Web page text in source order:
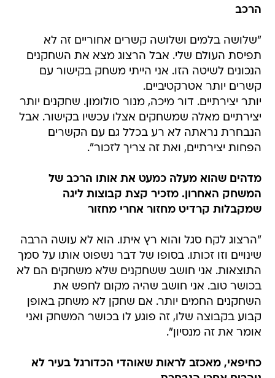
הרכב
"שלושה בלמים ושלושה קשרים אחוריים זה לא
תפיסת העולם שלי. אבל הרצוג מצא את השחקנים
הנכונים לשיטה הזו. אני הייתי משחק בקישור עם
קשרים יותר אטרקטיביים.
יותר יצירתיים. דור מיכה, מנור סולומון. שחקנים יותר
יצירתיים מאלה שמשחקים אצלו עכשיו בקישור. אבל
הנבחרת נראתה לא רע בכלל גם עם הקשרים
הפחות יצירתיים, ואת זה צריך לזכור".
מדהים שהוא מעלה כמעט את אותו הרכב של
המשחק האחרון. מזכיר קצת קבוצות ליגה
שמקבלות קרדיט מחזור אחרי מחזור
"הרצוג לקח סגל והוא רץ איתו. הוא לא עושה הרבה
שינויים וזו זכותו. בסופו של דבר נשפוט אותו על סמך
התוצאות. אני חושב ששחקנים שלא משחקים הם לא
בכושר טוב. אני חושב שהיה מקום לחפש את
השחקנים החמים יותר. אם שחקן לא משחק באופן
קבוע בקבוצה שלו, זה פוגע לו בכושר המשחק ואני
אומר את זה מנסיון".
כחיפאי, מאכזב לראות שאוהדי הכדורגל בעיר לא